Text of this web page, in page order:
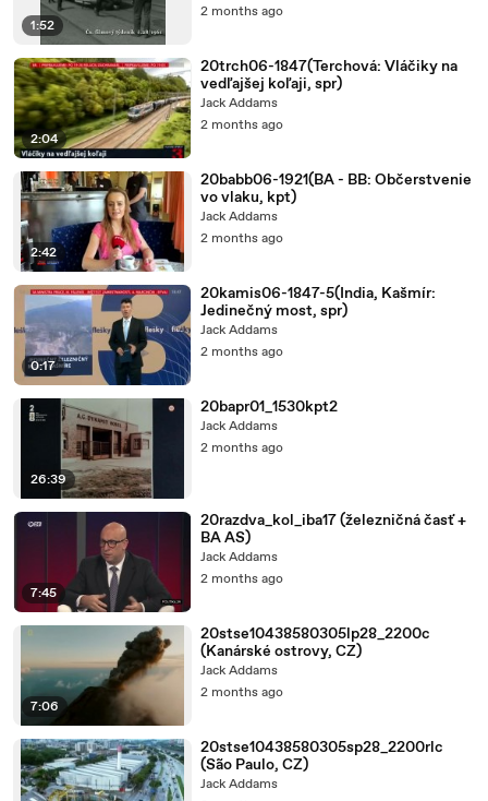
1:52
2 months ago
2:04
20trch06-1847(Terchová: Vláčiky na
vedľajšej koľaji, spr)
Jack Addams
2 months ago
2:42
20babb06-1921(BA - BB: Občerstvenie
vo vlaku, kpt)
Jack Addams
2 months ago
0:17
20kamis06-1847-5(India, Kašmír:
Jedinečný most, spr)
Jack Addams
2 months ago
26:39
20bapr01_1530kpt2
Jack Addams
2 months ago
7:45
20razdva_kol_iba17 (železničná časť +
BA AS)
Jack Addams
2 months ago
7:06
20stse10438580305lp28_2200c
(Kanárské ostrovy, CZ)
Jack Addams
2 months ago
20stse10438580305sp28_2200rlc
(São Paulo, CZ)
Jack Addams